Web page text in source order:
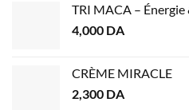
TRI MACA –
4,000 DA
CRÈME MIRACLE
2,300 DA